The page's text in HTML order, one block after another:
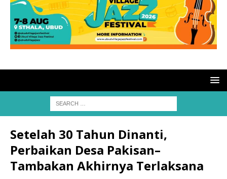
Setelah 30 Tahun Dinanti,
Perbaikan Desa Pakisan–
Tambakan Akhirnya Terlaksana